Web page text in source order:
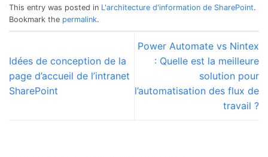
This entry was posted in L'architecture d'information de SharePoint.
Bookmark the permalink.
Idées de conception de la
page d’accueil de l’intranet
SharePoint
Power Automate vs Nintex
: Quelle est la meilleure
solution pour
l’automatisation des flux de
travail ?